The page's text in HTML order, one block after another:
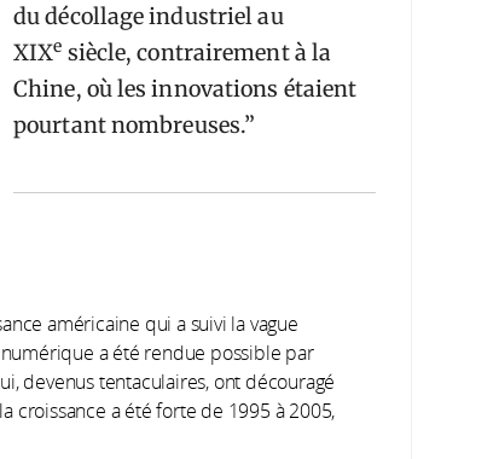
du décollage industriel au
XIXe siècle, contrairement à la
Chine, où les innovations étaient
pourtant nombreuses.
américaine qui a suivi la vague
a été rendue possible par
devenus tentaculaires, ont découragé
croissance a été forte de 1995 à 2005,